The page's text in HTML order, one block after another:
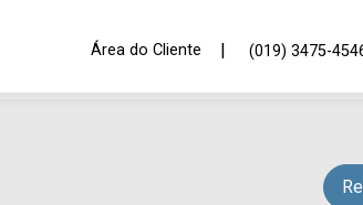
Área do Cliente | (019) 3475-